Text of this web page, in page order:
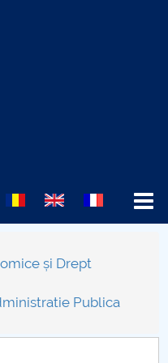
și Drept
Publica